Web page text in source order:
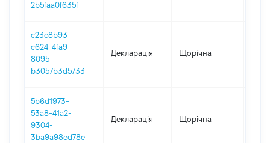
2b5faa0f635f
c23c8b93-
c624-4fa9-
8095-
b3057b3d5733
Декларація Щорічна
5b6d1973-
53a8-41a2-
9304-
3ba9a98ed78e
Декларація Щорічна